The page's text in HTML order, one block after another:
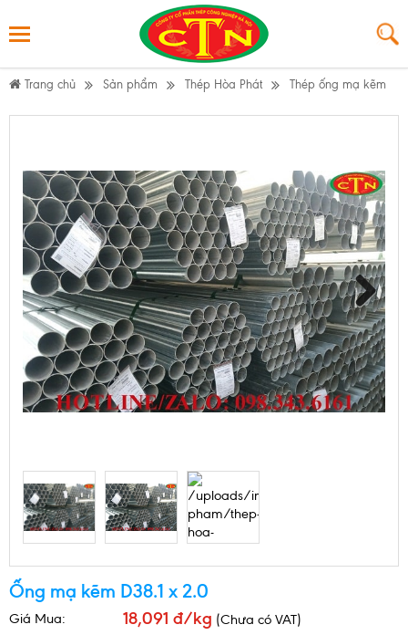
Trang chủ Sản phẩm Thép Hòa Phát Thép ống mạ kẽm
Next
Ống mạ kẽm D38.1 x 2.0
Giá Mua: 18,091 đ/kg (Chưa có VAT)